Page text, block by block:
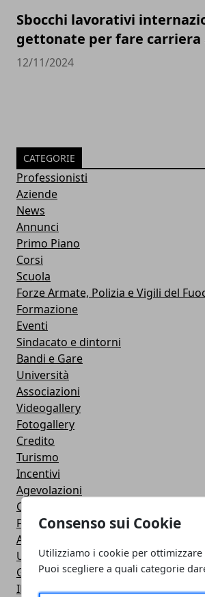
Consenso sui Cookie
Utilizziamo i cookie per
Puoi scegliere a quali categorie
Sbocchi lavorativi
gettonate per fare carriera
12/11/2024
CATEGORIE
Professionisti
Aziende
News
Annunci
Primo Piano
Corsi
Scuola
Forze Armate, Polizia e Vigili del
Formazione
Eventi
Sindacato e dintorni
Bandi e Gare
Università
Associazioni
Videogallery
Fotogallery
Credito
Turismo
Incentivi
Agevolazioni
Contributi
Finanziamenti
Agenzia delle Entrate
Uncategorized
Guardia di Finanza
INPS